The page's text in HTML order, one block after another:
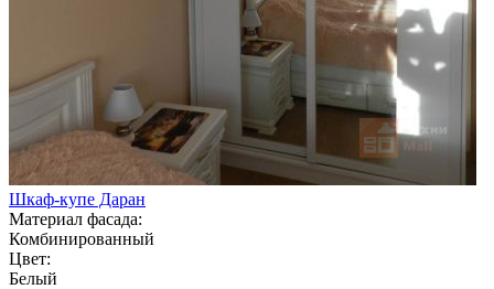
Шкаф-купе Даран
Материал фасада:
Комбинированный
Цвет:
Белый